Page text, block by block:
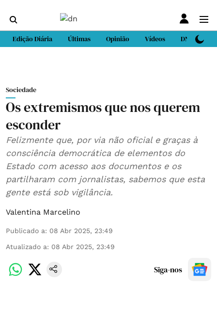
Edição Diária Últimas Opinião Vídeos DN Sport
Sociedade
Os extremismos que nos querem
esconder
Felizmente que, por via não oficial e graças à
consciência democrática de elementos do
Estado com acesso aos documentos e os
partilharam com jornalistas, sabemos que esta
gente está sob vigilância.
Valentina Marcelino
Publicado a: 08 Abr 2025, 23:49
Atualizado a: 08 Abr 2025, 23:49
Siga-nos